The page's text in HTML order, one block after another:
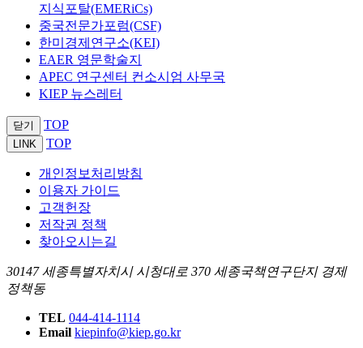
지식포탈(EMERiCs)
중국전문가포럼(CSF)
한미경제연구소(KEI)
EAER 영문학술지
APEC 연구센터 컨소시엄 사무국
KIEP 뉴스레터
닫기 TOP
LINK TOP
개인정보처리방침
이용자 가이드
고객헌장
저작권 정책
찾아오시는길
30147 세종특별자치시 시청대로 370 세종국책연구단지 경제
정책동
TEL 044-414-1114
Email kiepinfo@kiep.go.kr